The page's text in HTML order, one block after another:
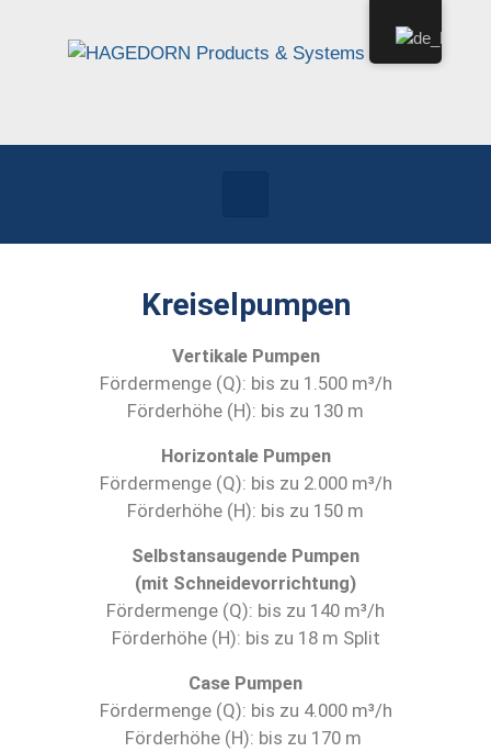
Kreiselpumpen
Vertikale Pumpen
Fördermenge (Q): bis zu 1.500 m³/h
Förderhöhe (H): bis zu 130 m
Horizontale Pumpen
Fördermenge (Q): bis zu 2.000 m³/h
Förderhöhe (H): bis zu 150 m
Selbstansaugende Pumpen
(mit Schneidevorrichtung)
Fördermenge (Q): bis zu 140 m³/h
Förderhöhe (H): bis zu 18 m Split
Case Pumpen
Fördermenge (Q): bis zu 4.000 m³/h
Förderhöhe (H): bis zu 170 m